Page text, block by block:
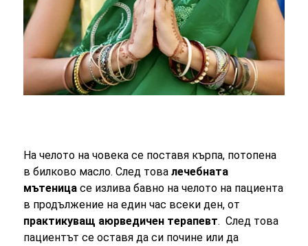
На челото на човека се поставя кърпа, потопена
в билково масло. След товалечебната
мътеница се излива бавно на челото на пациента
в продължение на един час всеки ден, от
практикуващ аюрведичен терапевт. След това
пациентът се оставя да си почине или да